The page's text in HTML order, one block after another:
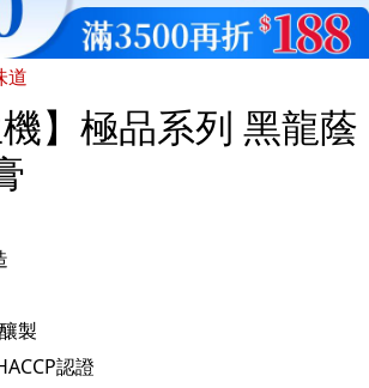
道
機】極品系列 黑龍蔭
製
認證